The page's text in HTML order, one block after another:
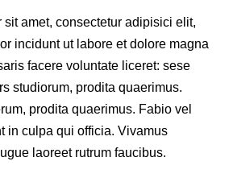
sit amet, consectetur adipisici elit,
incidunt ut labore et dolore magna
facere voluntate liceret: sese
studiorum, prodita quaerimus.
prodita quaerimus. Fabio vel
in culpa qui officia. Vivamus
laoreet rutrum faucibus.